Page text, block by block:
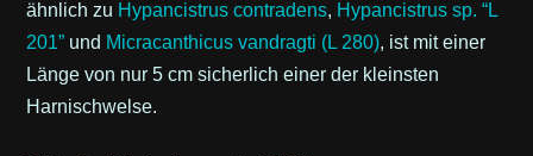
ähnlich zu Hypancistrus contradens, Hypancistrus sp. “L
201” und Micracanthicus vandragti (L 280), ist mit einer
Länge von nur 5 cm sicherlich einer der kleinsten
Harnischwelse.